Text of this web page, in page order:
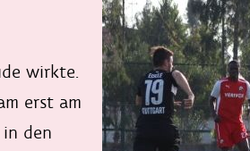
wirkte.
erst am
den